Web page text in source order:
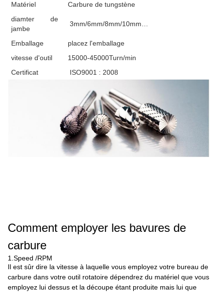
Matériel
Carbure de tungstène
diamter de
jambe
3mm/6mm/8mm/10mm…
Emballage
placez l'emballage
vitesse d'outil
15000-45000Turn/min
Certificat
ISO9001 : 2008
Comment employer les bavures de
carbure
1.Speed /RPM
Il est sûr dire la vitesse à laquelle vous employez votre bureau de
carbure dans votre outil rotatoire dépendrez du matériel que vous
employez lui dessus et la découpe étant produite mais lui que